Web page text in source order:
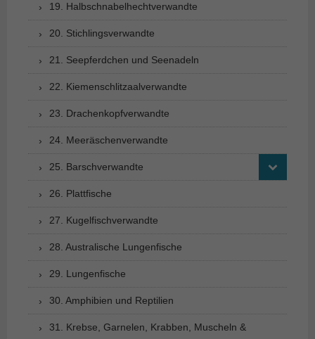
19. Halbschnabelhechtverwandte
20. Stichlingsverwandte
21. Seepferdchen und Seenadeln
22. Kiemenschlitzaalverwandte
23. Drachenkopfverwandte
24. Meeräschenverwandte
25. Barschverwandte
26. Plattfische
27. Kugelfischverwandte
28. Australische Lungenfische
29. Lungenfische
30. Amphibien und Reptilien
31. Krebse, Garnelen, Krabben, Muscheln &